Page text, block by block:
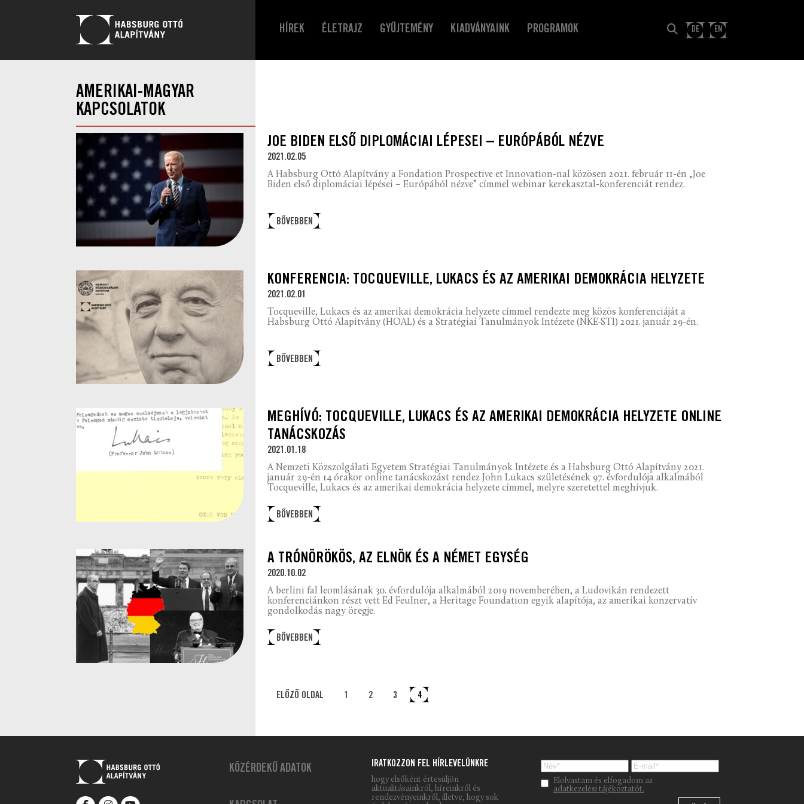
HÍREK ÉLETRAJZ GYŰJTEMÉNY KIADVÁNYAINK PROGRAMOK DE EN
AMERIKAI-MAGYAR
KAPCSOLATOK
JOE BIDEN ELSŐ DIPLOMÁCIAI LÉPESEI – EURÓPÁBÓL NÉZVE
2021.02.05
A Habsburg Ottó Alapítvány a Fondation Prospective et Innovation-nal közösen 2021. február 11-én „Joe
Biden első diplomáciai lépései – Európából nézve” címmel webinar kerekasztal-konferenciát rendez.
BŐVEBBEN
KONFERENCIA: TOCQUEVILLE, LUKACS ÉS AZ AMERIKAI DEMOKRÁCIA HELYZETE
2021.02.01
Tocqueville, Lukacs és az amerikai demokrácia helyzete címmel rendezte meg közös konferenciáját a
Habsburg Ottó Alapítvány (HOAL) és a Stratégiai Tanulmányok Intézete (NKE-STI) 2021. január 29-én.
BŐVEBBEN
MEGHÍVÓ: TOCQUEVILLE, LUKACS ÉS AZ AMERIKAI DEMOKRÁCIA HELYZETE ONLINE
TANÁCSKOZÁS
2021.01.18
A Nemzeti Közszolgálati Egyetem Stratégiai Tanulmányok Intézete és a Habsburg Ottó Alapítvány 2021.
január 29-én 14 órakor online tanácskozást rendez John Lukacs születésének 97. évfordulója alkalmából
Tocqueville, Lukacs és az amerikai demokrácia helyzete címmel, melyre szeretettel meghívjuk.
BŐVEBBEN
A TRÓNÖRÖKÖS, AZ ELNÖK ÉS A NÉMET EGYSÉG
2020.10.02
A berlini fal leomlásának 30. évfordulója alkalmából 2019 novemberében, a Ludovikán rendezett
konferenciánkon részt vett Ed Feulner, a Heritage Foundation egyik alapítója, az amerikai konzervatív
gondolkodás nagy öregje.
BŐVEBBEN
ELŐZŐ OLDAL 1 2 3 4
KÖZÉRDEKŰ ADATOK IRATKOZZON FEL HÍRLEVELÜNKRE
hogy elsőként értesüljön
aktualitásainkról, híreinkről és
rendezvényeinkről, illetve, hogy sok
Please leave this field empty.
Elolvastam és elfogadom az
adatkezelési tájékoztatót.